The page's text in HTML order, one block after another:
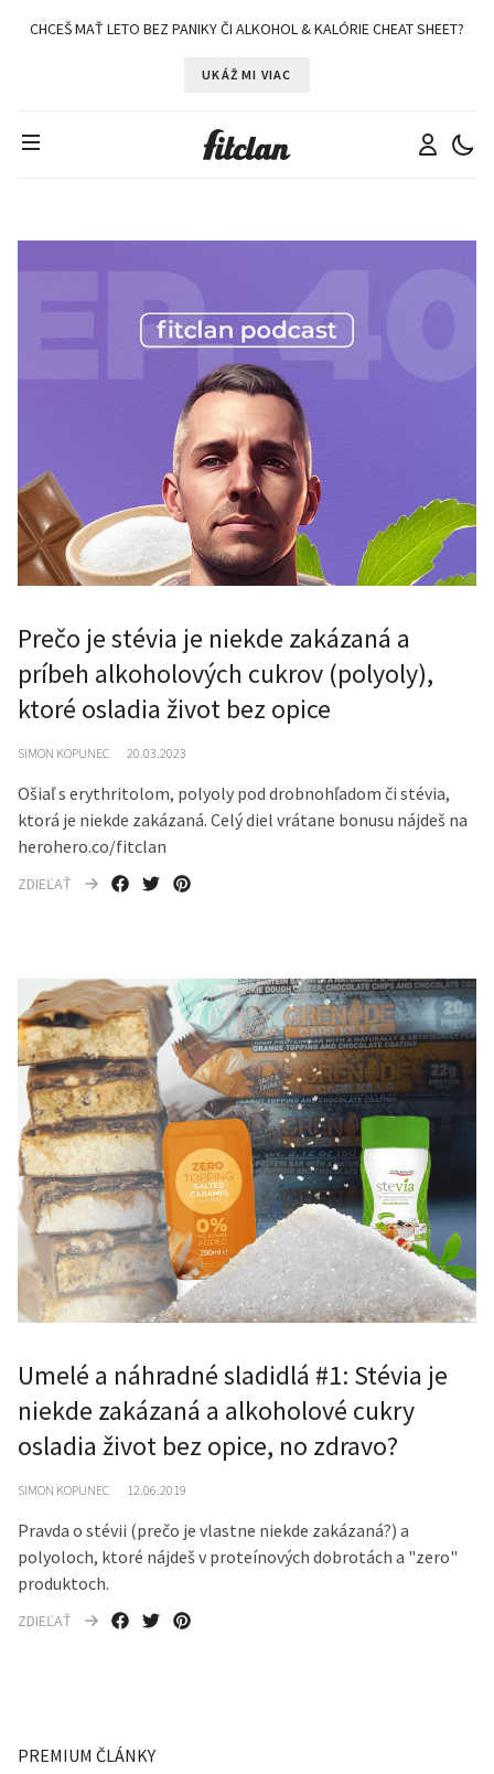
CHCEŠ MAŤ LETO BEZ PANIKY ČI ALKOHOL & KALÓRIE CHEAT SHEET?
UKÁŽ MI VIAC
Prečo je stévia je niekde zakázaná a
príbeh alkoholových cukrov (polyoly),
ktoré osladia život bez opice
SIMON KOPUNEC 20.03.2023
Ošiaľ s erythritolom, polyoly pod drobnohľadom či stévia,
ktorá je niekde zakázaná. Celý diel vrátane bonusu nájdeš na
herohero.co/fitclan
ZDIEĽAŤ
Umelé a náhradné sladidlá #1: Stévia je
niekde zakázaná a alkoholové cukry
osladia život bez opice, no zdravo?
SIMON KOPUNEC 12.06.2019
Pravda o stévii (prečo je vlastne niekde zakázaná?) a
polyoloch, ktoré nájdeš v proteínových dobrotách a "zero"
produktoch.
ZDIEĽAŤ
PREMIUM ČLÁNKY